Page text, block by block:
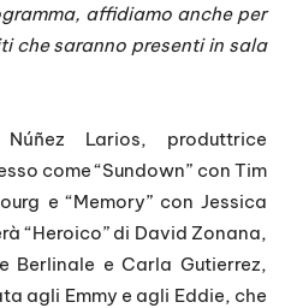
affidiamo anche per
che saranno presenti in sala
Núñez Larios, produttrice
come “Sundown” con Tim
e “Memory” con Jessica
“Heroico” di David Zonana,
Berlinale e Carla Gutierrez,
agli Emmy e agli Eddie, che